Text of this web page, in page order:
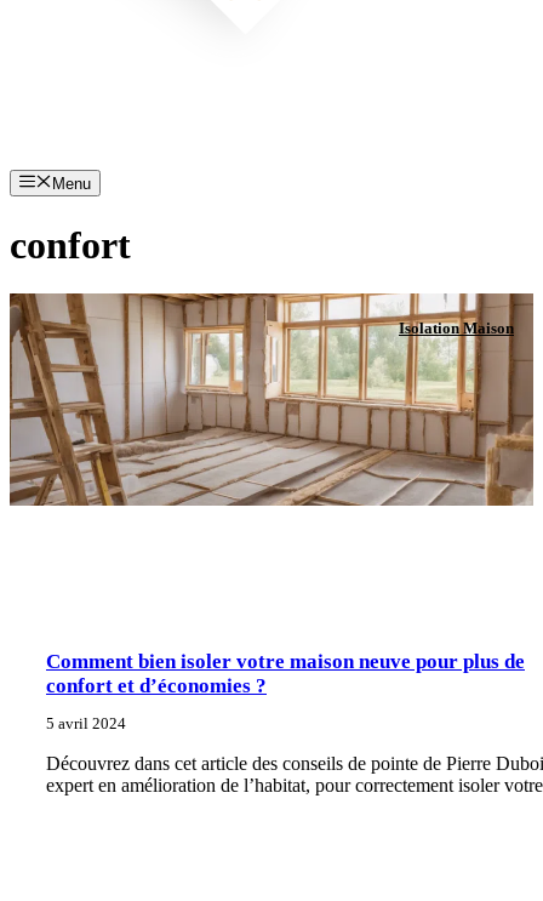
Menu
confort
Isolation Maison
Comment bien isoler votre maison neuve pour plus de
confort et d’économies ?
5 avril 2024
Découvrez dans cet article des conseils de pointe de Pierre
expert en amélioration de l’habitat, pour correctement isoler votre